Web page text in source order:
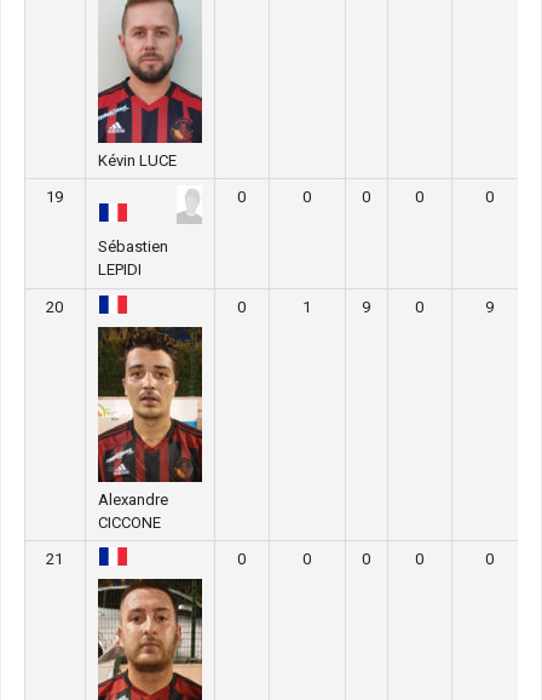
Kévin LUCE
19
Sébastien
LEPIDI
0 0 0 0 0
20
Alexandre
CICCONE
0 1 9 0 9
21 0 0 0 0 0